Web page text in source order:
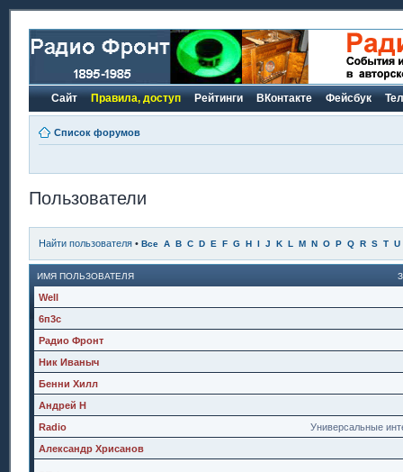
Сайт Правила, доступ Рейтинги ВКонтакте Фейсбук
Список форумов
Пользователи
Найти пользователя • Все A B C D E F G H I J K L M N O P Q R S T U
ИМЯ ПОЛЬЗОВАТЕЛЯ
Well
6п3с
Радио Фронт
Ник Иваныч
Бенни Хилл
Андрей Н
Универсальные
Radio
Александр Хрисанов